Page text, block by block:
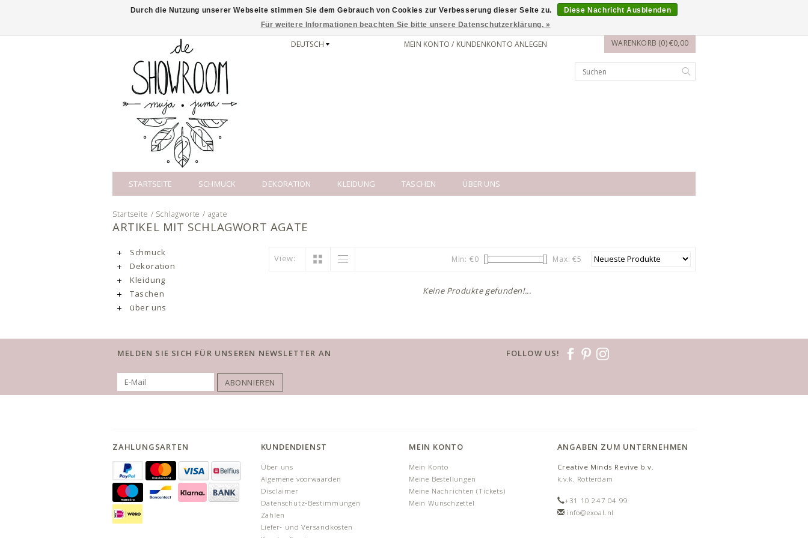
DEUTSCH MEIN KONTO / KUNDENKONTO ANLEGEN WARENKORB (0) €0,00
STARTSEITE SCHMUCK DEKORATION KLEIDUNG TASCHEN ÜBER UNS
Startseite / Schlagworte / agate
ARTIKEL MIT SCHLAGWORT AGATE
Schmuck
Dekoration
Kleidung
Taschen
über uns
View: Min: €0 Max: €5
Keine Produkte gefunden!...
Durch die Nutzung unserer Webseite stimmen Sie dem Gebrauch von Cookies zur Verbesserung dieser Seite zu.
Diese Nachricht Ausblenden
Für weitere Informationen beachten Sie bitte unsere Datenschutzerklärung. »
MELDEN SIE SICH FÜR UNSEREN NEWSLETTER AN
ABONNIEREN
FOLLOW US!
ZAHLUNGSARTEN KUNDENDIENST
Über uns
Algemene voorwaarden
Disclaimer
Datenschutz-Bestimmungen
Zahlen
Liefer- und Versandkosten
MEIN KONTO
Mein Konto
Meine Bestellungen
Meine Nachrichten (Tickets)
Mein Wunschzettel
ANGABEN ZUM UNTERNEHMEN
Creative Minds Revive b.v.
k.v.k. Rotterdam
+31 10 247 04 99
info@exoal.nl